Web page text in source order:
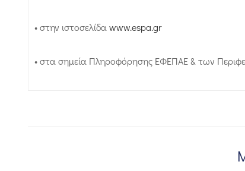
• στην ιστοσελίδαwww.espa.gr
• στα σημεία Πληροφόρησης ΕΦΕΠΑΕ & των